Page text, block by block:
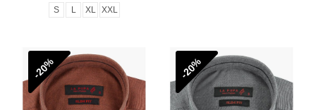
S L XL XXL
-20% -20%